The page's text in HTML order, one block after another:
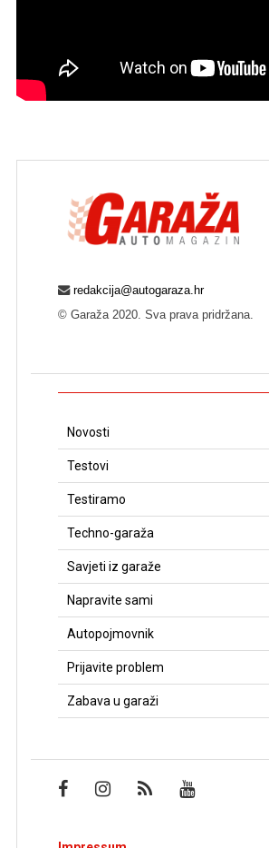
redakcija@autogaraza.hr
© Garaža 2020. Sva prava pridržana.
Novosti
Testovi
Testiramo
Techno-garaža
Savjeti iz garaže
Napravite sami
Autopojmovnik
Prijavite problem
Zabava u garaži